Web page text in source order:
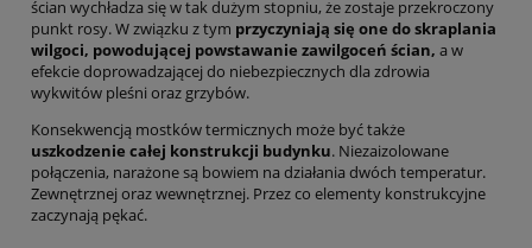
ścian wychładza się w tak dużym stopniu, że zostaje przekroczony
punkt rosy. W związku z tym przyczyniają się one do skraplania
wilgoci, powodującej powstawanie zawilgoceń ścian, a w
efekcie doprowadzającej do niebezpiecznych dla zdrowia
wykwitów pleśni oraz grzybów.
Konsekwencją mostków termicznych może być także
uszkodzenie całej konstrukcji budynku. Niezaizolowane
połączenia, narażone są bowiem na działania dwóch temperatur.
Zewnętrznej oraz wewnętrznej. Przez co elementy konstrukcyjne
zaczynają pękać.